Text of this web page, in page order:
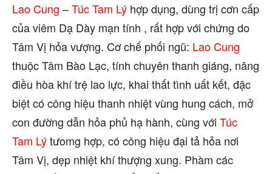
Lao Cung –Túc Tam Lý hợp dụng, dùng trị cơn cấp
của viêm Dạ Dày mạn tính , rất hợp với chứng do
Tâm Vị hỏa vượng. Cơ chế phối ngũ: Lao Cung
thuộc Tâm Bào Lạc, tính chuyên thanh giáng, năng
điều hòa khí trệ lao lực, khai thất tình uất kết, đặc
biệt có công hiệu thanh nhiệt vùng hung cách, mở
con đường dẫn hỏa phủ hạ hành, cùng với Túc
Tam Lýtưomg hợp, có công hiệu đại tả hỏa nơi
Tâm Vị, dẹp nhiệt khí thượng xung. Phàm các